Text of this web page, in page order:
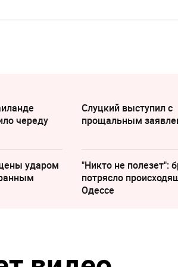
череду
Слуцкий выступил с
прощальным
ударом
"Никто не полезет":
потрясло
Одессе